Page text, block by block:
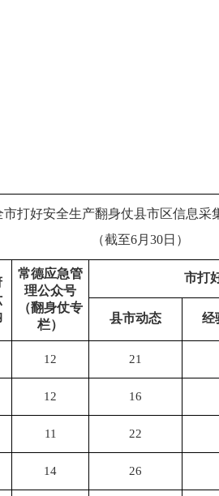
市打好安全生产翻身仗县市区信息采
（截至6月30日）
常德应急管
理公众号
（翻身仗专
栏）
市打
县市动态 经
12 21
12 16
11 22
14 26